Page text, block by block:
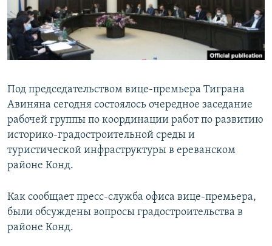
Հայերեն
English
Все сайты Радио Азатутюн
Под председательством вице-премьера Тиграна
Авиняна сегодня состоялось очередное заседание
рабочей группы по координации работ по развитию
историко-градостроительной среды и
туристической инфраструктуры в ереванском
районе Конд.
Как сообщает пресс-служба офиса вице-премьера,
были обсуждены вопросы градостроительства в
районе Конд.